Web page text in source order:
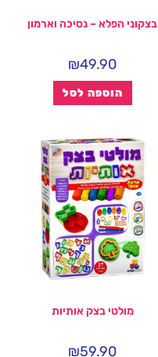
בצקוני הפלא – נסיכה וארמון
₪49.90
הוספה לסל
מולטי בצק אותיות
₪59.90